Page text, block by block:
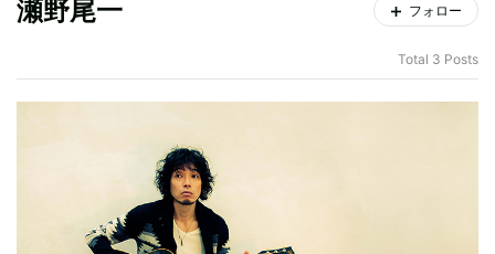
瀬野尾一 フォロー
Total 3 Posts